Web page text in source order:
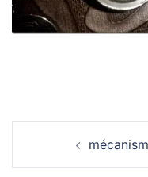
d’article